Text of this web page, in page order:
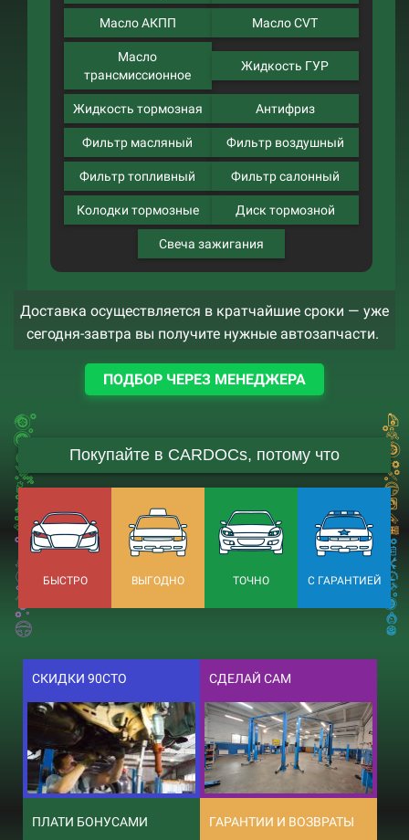
Масло АКПП Масло CVT
Масло
трансмиссионное
Жидкость ГУР
Жидкость тормозная Антифриз
Фильтр масляный Фильтр воздушный
Фильтр топливный Фильтр салонный
Колодки тормозные Диск тормозной
Свеча зажигания
Доставка осуществляется в кратчайшие сроки — уже
сегодня-завтра вы получите нужные автозапчасти.
ПОДБОР ЧЕРЕЗ МЕНЕДЖЕРА
Покупайте в CARDOCs, потому что
БЫСТРО ВЫГОДНО ТОЧНО С ГАРАНТИЕЙ
СКИДКИ 90СТО СДЕЛАЙ САМ
ПЛАТИ БОНУСАМИ ГАРАНТИИ И ВОЗВРАТЫ